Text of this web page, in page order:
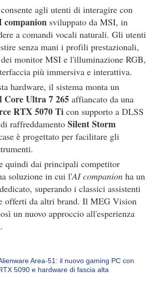
agli utenti di interagire con
companion sviluppato da MSI, in
a comandi vocali naturali. Gli utenti
senza mani i profili prestazionali,
monitor MSI e l'illuminazione RGB,
più immersiva e interattiva.
hardware, il sistema monta un
Core Ultra 7 265 affiancato da una
RTX 5070 Ti con supporto a DLSS
raffreddamento Silent Storm
è progettato per facilitare gli
quindi dai principali competitor
soluzione in cui l'AI companion ha un
superando i classici assistenti
offerti da altri brand. Il MEG Vision
un nuovo approccio all'esperienza
Area-51: il nuovo gaming PC con
5090 e hardware di fascia alta